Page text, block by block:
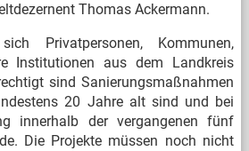
Thomas Ackermann.
Privatpersonen, Kommunen,
Institutionen aus dem Landkreis
sind Sanierungsmaßnahmen
20 Jahre alt sind und bei
innerhalb der vergangenen fünf
Die Projekte müssen noch nicht